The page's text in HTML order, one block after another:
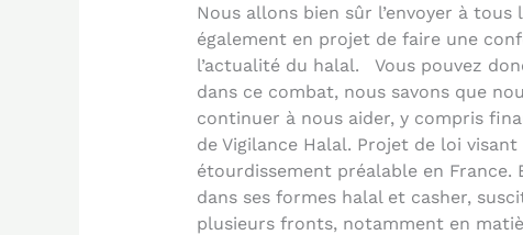
Nous allons bien sûr l’envoyer à
également en projet de faire une
l’actualité du halal. Vous pouvez
dans ce combat, nous savons que
continuer à nous aider, y compris
de Vigilance Halal. Projet de loi
étourdissement préalable en
dans ses formes halal et casher,
plusieurs fronts, notamment en